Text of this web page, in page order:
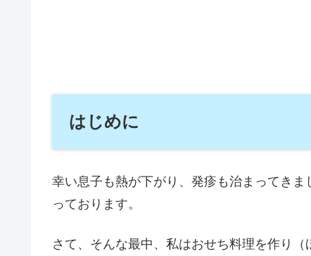
はじめに
幸い息子も熱が下がり、発疹も治まってき
っております。
さて、そんな最中、私はおせち料理を作り